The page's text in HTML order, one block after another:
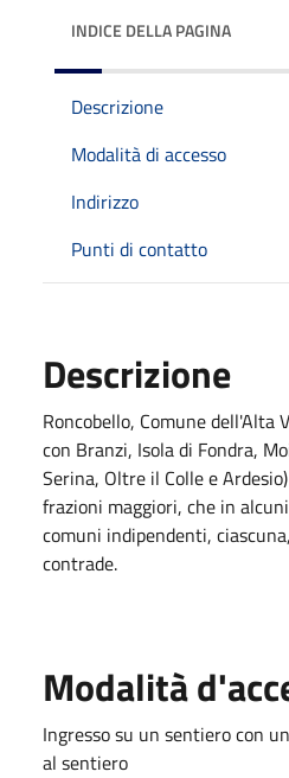
INDICE DELLA PAGINA
Descrizione
Modalità di accesso
Indirizzo
Punti di contatto
Descrizione
Roncobello, Comune dell'Alta
con Branzi, Isola di Fondra,
Serina, Oltre il Colle e
frazioni maggiori, che in
comuni indipendenti,
contrade.
Modalità
Ingresso su un sentiero con
al sentiero